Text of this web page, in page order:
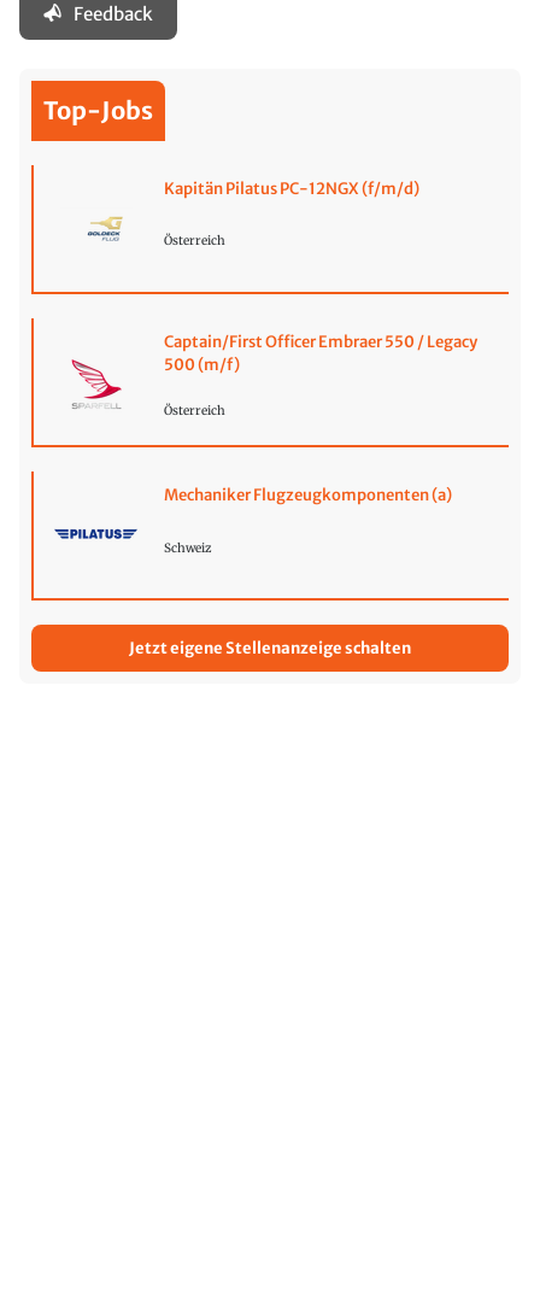
Feedback
Top-Jobs
Kapitän Pilatus PC-12NGX (f/m/d)
Österreich
Captain/First Officer Embraer 550 / Legacy
500 (m/f)
Österreich
Mechaniker Flugzeugkomponenten (a)
Schweiz
Jetzt eigene Stellenanzeige schalten